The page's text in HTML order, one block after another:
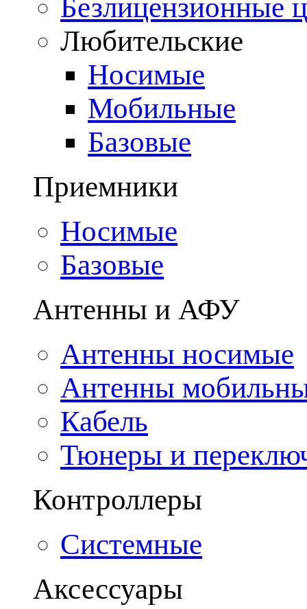
Безлицензионные
Любительские
Носимые
Мобильные
Базовые
Приемники
Носимые
Базовые
Антенны и АФУ
Антенны носимые
Антенны
Кабель
Тюнеры и
Контроллеры
Системные
Аксессуары